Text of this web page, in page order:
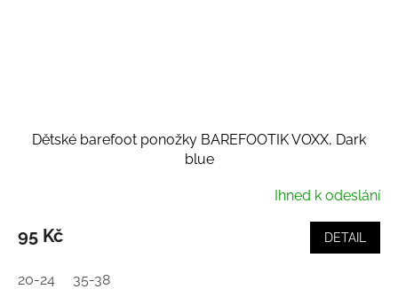
Dětské barefoot ponožky BAREFOOTIK VOXX, Dark
blue
Ihned k odeslání
95 Kč DETAIL
20-24 35-38